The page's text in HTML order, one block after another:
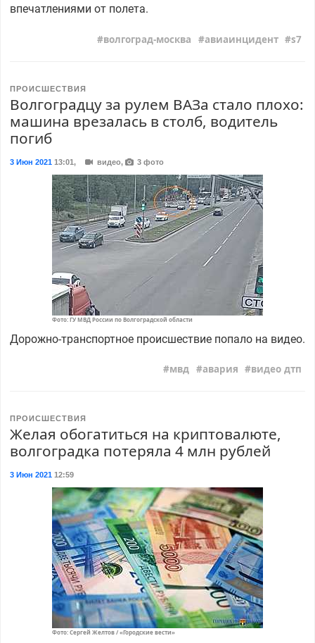
впечатлениями от полета.
волгоград-москва авиаинцидент s7
ПРОИСШЕСТВИЯ
Волгоградцу за рулем ВАЗа стало плохо:
машина врезалась в столб, водитель
погиб
3 Июн 202113:01, видео, 3 фото
Фото: ГУ МВД России по Волгоградской области
Дорожно-транспортное происшествие попало на видео.
мвд авария видео дтп
ПРОИСШЕСТВИЯ
Желая обогатиться на криптовалюте,
волгоградка потеряла 4 млн рублей
3 Июн 202112:59
Фото: Сергей Желтов / «Городские вести»